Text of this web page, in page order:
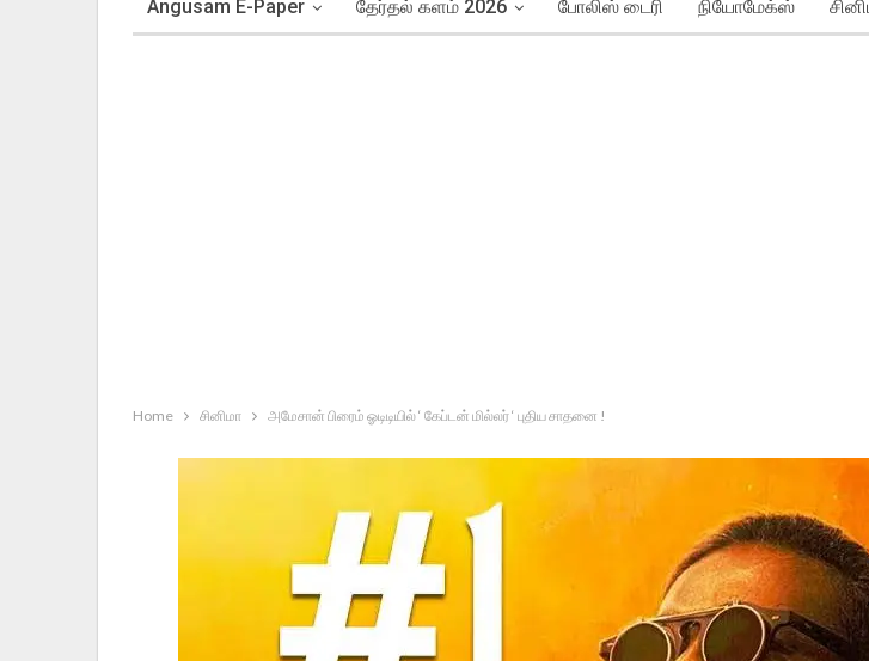
Angusam E-Paper தேர்தல் களம் 2026 போலிஸ் டைரி நியோமேக்ஸ்
Home சினிமா அமேசான் பிரைம் ஓடிடியில் ‘ கேப்டன் மில்லர் ‘ புதிய சாதனை !